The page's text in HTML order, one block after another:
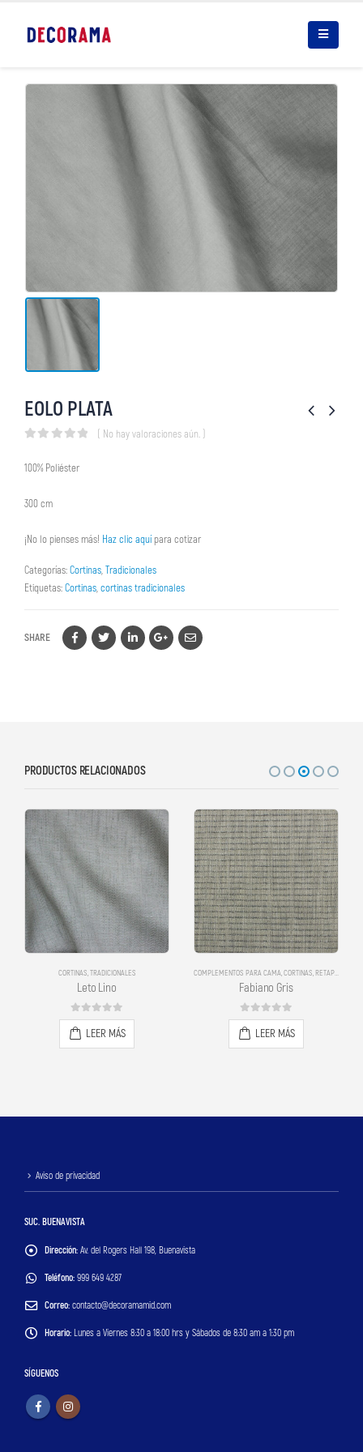
EOLO PLATA
( No hay valoraciones aún. )
100% Poliéster
300 cm
¡No lo pienses más! Haz clic aquípara cotizar
Categorías:Cortinas,Tradicionales
Etiquetas:Cortinas,cortinas tradicionales
SHARE
PRODUCTOS RELACIONADOS
CORTINAS,TRADICIONALES
Leto Lino
0out of 5
LEER MÁS
COMPLEMENTOS PARA CAMA,CORTINAS, RETAPIZADOS
Fabiano Gris
0out of 5
LEER MÁS
Aviso de privacidad
SUC. BUENAVISTA
Dirección: Av. del Rogers Hall 198, Buenavista
Teléfono: 999 649 4287
Correo: contacto@decoramamid.com
Horario: Lunes a Viernes 8:30 a 18:00 hrs y Sábados de 8:30 am a 1:30 pm
SÍGUENOS